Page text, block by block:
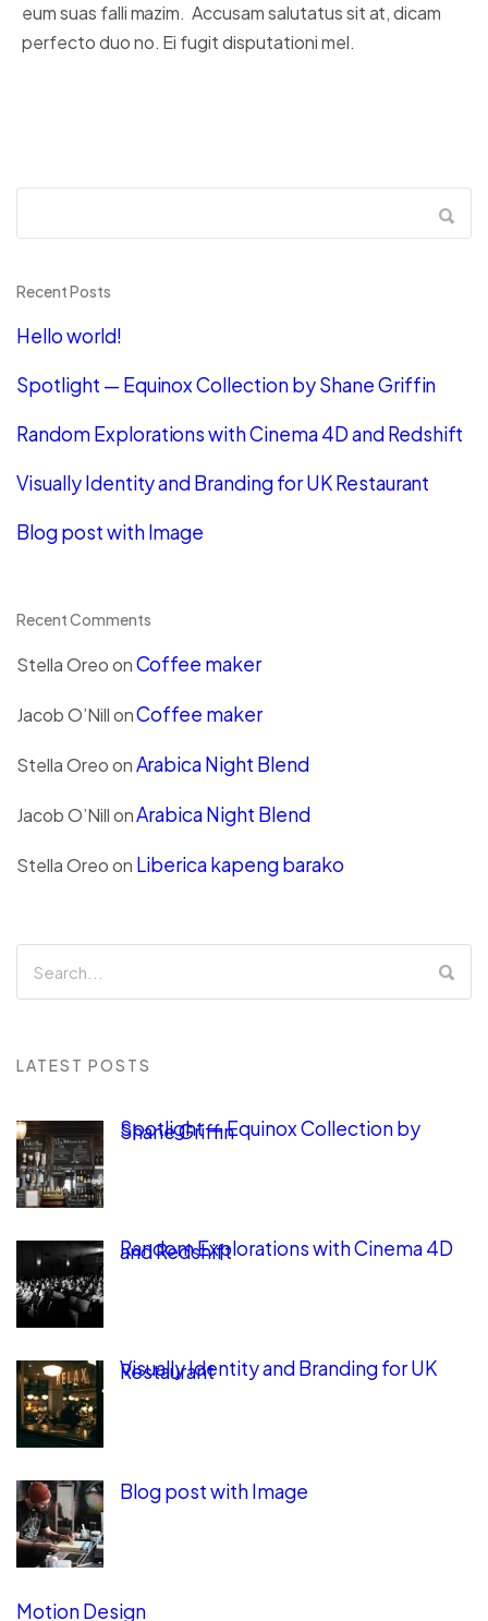
eum suas falli mazim. Accusam salutatus sit at, dicam
perfecto duo no. Ei fugit disputationi mel.
Recent Posts
Hello world!
Spotlight — Equinox Collection by Shane Griffin
Random Explorations with Cinema 4D and Redshift
Visually Identity and Branding for UK Restaurant
Blog post with Image
Recent Comments
Stella OreoonCoffee maker
Jacob O’NillonCoffee maker
Stella OreoonArabica Night Blend
Jacob O’NillonArabica Night Blend
Stella Oreoon Liberica kapeng barako
LATEST POSTS
Spotlight — Equinox Collection by
Shane Griffin
Random Explorations with Cinema 4D
and Redshift
Visually Identity and Branding for UK
Restaurant
Blog post with Image
Motion Design